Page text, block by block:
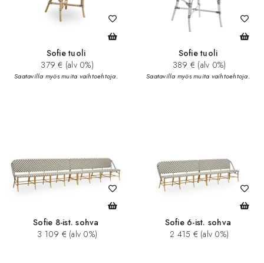
Sofie tuoli
379 € (alv 0%)
Saatavilla myös muita vaihtoehtoja.
Sofie tuoli
389 € (alv 0%)
Saatavilla myös muita vaihtoehtoja.
Sofie 8-ist. sohva
3 109 € (alv 0%)
Sofie 6-ist. sohva
2 415 € (alv 0%)